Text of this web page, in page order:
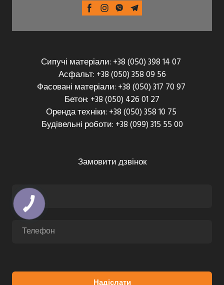
Сипучі матеріали: +38 (050) 398 14 07
Асфальт: +38 (050) 358 09 56
Фасовані матеріали: +38 (050) 317 70 97
Бетон: +38 (050) 426 01 27
Оренда техніки: +38 (050) 358 10 75
Будівельні роботи: +38 (099) 315 55 00
Замовити дзвінок